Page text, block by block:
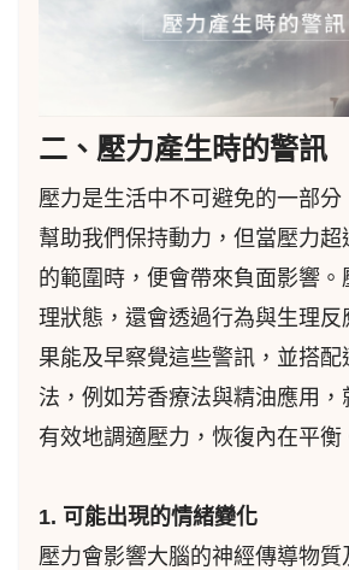
二、壓力產生時的警訊
壓力是生活中不可避免的一部
幫助我們保持動力，但當壓力超
的範圍時，便會帶來負面影響
理狀態，還會透過行為與生理反
果能及早察覺這些警訊，並搭配
法，例如芳香療法與精油應用，
有效地調適壓力，恢復內在平衡
1. 可能出現的情緒變化
壓力會影響大腦的神經傳導物質